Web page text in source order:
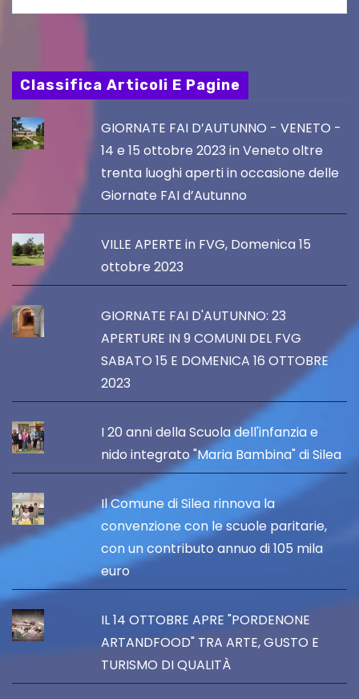
Classifica Articoli E Pagine
GIORNATE FAI D’AUTUNNO - VENETO -
14 e 15 ottobre 2023 in Veneto oltre
trenta luoghi aperti in occasione delle
Giornate FAI d’Autunno
VILLE APERTE in FVG, Domenica 15
ottobre 2023
GIORNATE FAI D'AUTUNNO: 23
APERTURE IN 9 COMUNI DEL FVG
SABATO 15 E DOMENICA 16 OTTOBRE
2023
I 20 anni della Scuola dell'infanzia e
nido integrato "Maria Bambina" di Silea
Il Comune di Silea rinnova la
convenzione con le scuole paritarie,
con un contributo annuo di 105 mila
euro
IL 14 OTTOBRE APRE "PORDENONE
ARTANDFOOD" TRA ARTE, GUSTO E
TURISMO DI QUALITÀ